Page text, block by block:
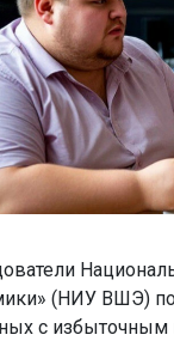
(НИУ ВШЭ)
с избыточным